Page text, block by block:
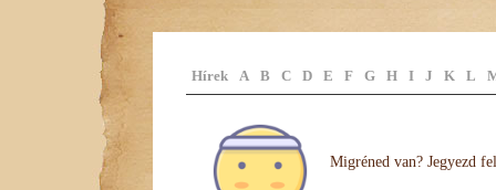
Hírek A B C D E F G H I J K L
Migréned van? Jegyezd